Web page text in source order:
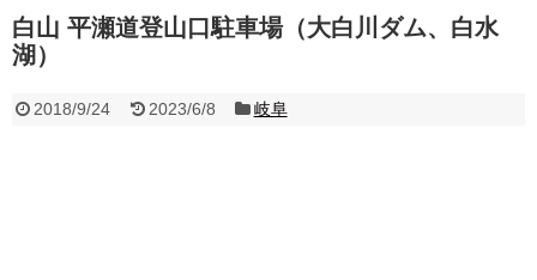
白山 平瀬道登山口駐車場（大白川ダム、白水
湖）
2018/9/24 2023/6/8 岐阜